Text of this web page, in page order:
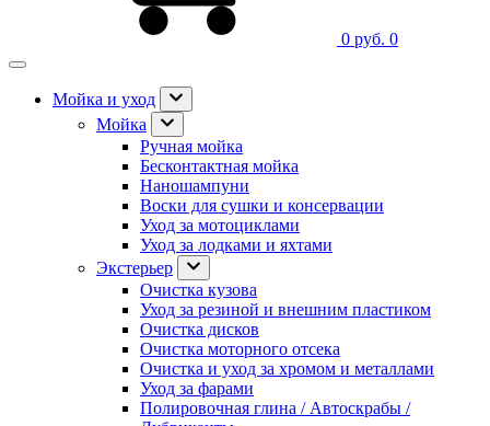
0 руб. 0
Мойка и уход
Мойка
Ручная мойка
Бесконтактная мойка
Наношампуни
Воски для сушки и консервации
Уход за мотоциклами
Уход за лодками и яхтами
Экстерьер
Очистка кузова
Уход за резиной и внешним пластиком
Очистка дисков
Очистка моторного отсека
Очистка и уход за хромом и металлами
Уход за фарами
Полировочная глина / Автоскрабы /